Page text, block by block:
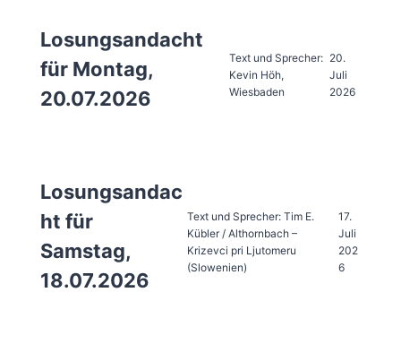
Losungsandacht
für Montag,
20.07.2026
Text und Sprecher:
Kevin Höh,
Wiesbaden
20.
Juli
2026
Losungsandac
ht für
Samstag,
18.07.2026
Text und Sprecher: Tim E.
Kübler / Althornbach –
Krizevci pri Ljutomeru
(Slowenien)
17.
Juli
202
6